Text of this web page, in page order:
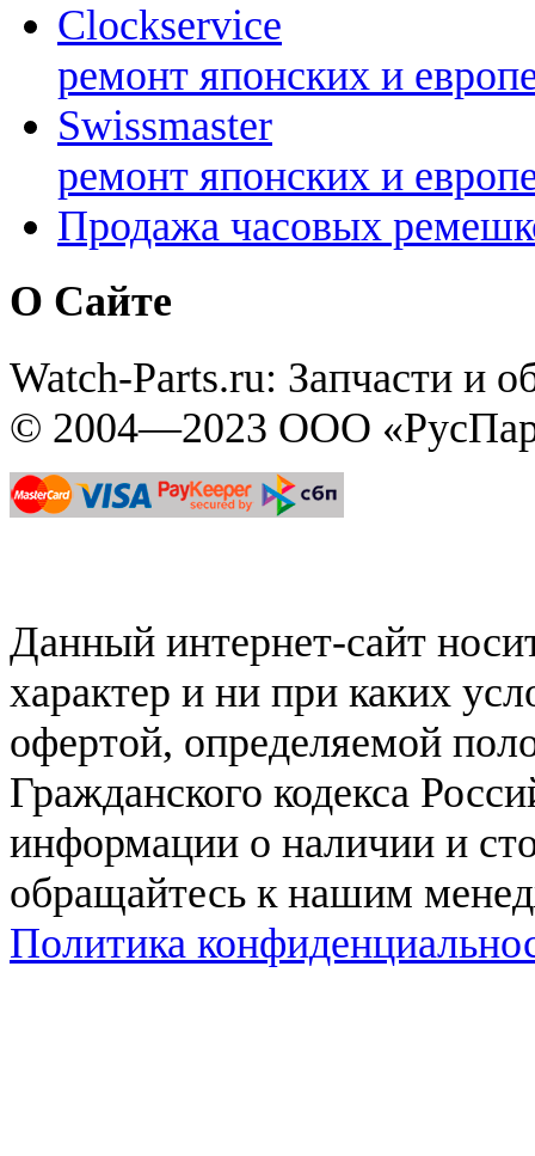
Clockservice
ремонт японских и
Swissmaster
ремонт японских и
Продажа часовых
О Сайте
Watch-Parts.ru: Запчасти и
© 2004—2023 ООО
Данный интернет-сайт
характер и ни при каких
офертой, определяемой
Гражданского кодекса
информации о наличии и
обращайтесь к нашим
Политика